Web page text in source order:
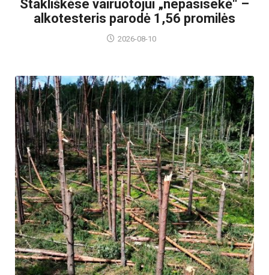
Stakliškėse vairuotojui „nepasisekė“ –
alkotesteris parodė 1,56 promilės
2026-08-10